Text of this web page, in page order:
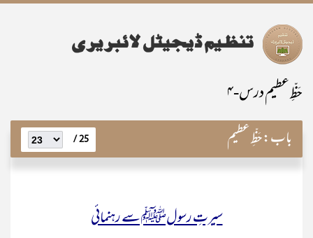
حَظِّ عظیم درس-۴
باب:حَظِّ عظیم 25 /
سیرتِ رسولﷺ سے رہنمائی